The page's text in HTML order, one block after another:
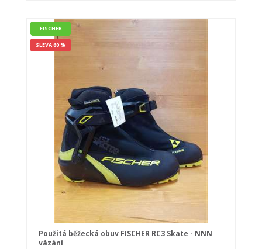
FISCHER
SLEVA 60 %
Použitá běžecká obuv FISCHER RC3 Skate - NNN
vázání